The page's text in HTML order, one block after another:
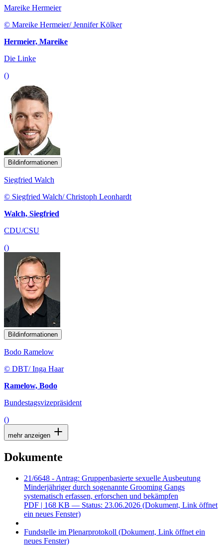
Mareike Hermeier
© Mareike Hermeier/ Jennifer Kölker
Hermeier, Mareike
Die Linke
()
Bildinformationen
Siegfried Walch
© Siegfried Walch/ Christoph Leonhardt
Walch, Siegfried
CDU/CSU
()
Bildinformationen
Bodo Ramelow
© DBT/ Inga Haar
Ramelow, Bodo
Bundestagsvizepräsident
()
mehr anzeigen
Dokumente
21/6648 - Antrag: Gruppenbasierte sexuelle Ausbeutung
Minderjähriger durch sogenannte Grooming Gangs
systematisch erfassen, erforschen und bekämpfen
PDF | 168 KB — Status: 23.06.2026 (Dokument, Link öffnet
ein neues Fenster)
Fundstelle im Plenarprotokoll (Dokument, Link öffnet ein
neues Fenster)